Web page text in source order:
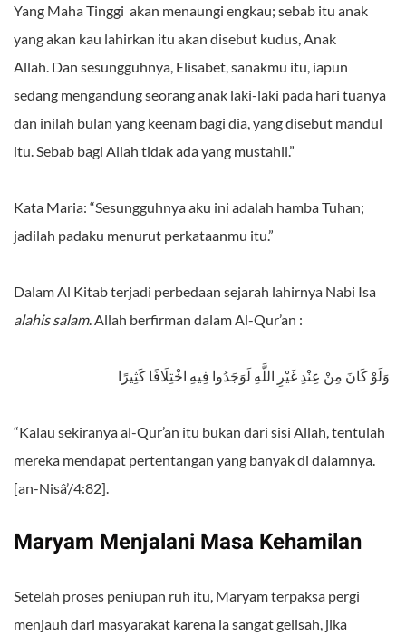
Yang Maha Tinggi akan menaungi engkau; sebab itu anak
yang akan kau lahirkan itu akan disebut kudus, Anak
Allah. Dan sesungguhnya, Elisabet, sanakmu itu, iapun
sedang mengandung seorang anak laki-laki pada hari tuanya
dan inilah bulan yang keenam bagi dia, yang disebut mandul
itu. Sebab bagi Allah tidak ada yang mustahil.”
Kata Maria: “Sesungguhnya aku ini adalah hamba Tuhan;
jadilah padaku menurut perkataanmu itu.”
Dalam Al Kitab terjadi perbedaan sejarah lahirnya Nabi Isa
alahis salam. Allah berfirman dalam Al-Qur’an :
“Kalau sekiranya al-Qur’an itu bukan dari sisi Allah, tentulah
mereka mendapat pertentangan yang banyak di dalamnya.
[an-Nisâ’/4:82].
Maryam Menjalani Masa Kehamilan
Setelah proses peniupan ruh itu, Maryam terpaksa pergi
menjauh dari masyarakat karena ia sangat gelisah, jika